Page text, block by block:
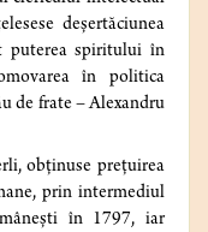
deșertăciunea
puterea spiritului în
în politica
de frate – Alexandru
obținuse prețuirea
prin intermediul
în 1797, iar